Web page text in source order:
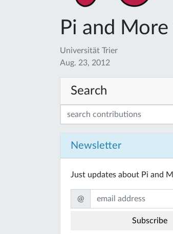
Pi and More
Universität Trier
Aug. 23, 2012
Search
Newsletter
Just updates about Pi and
@